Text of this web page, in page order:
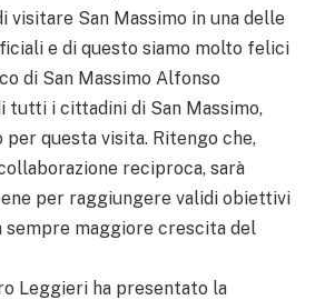
San Massimo in una delle
e di questo siamo molto felici
di San Massimo Alfonso
tutti i cittadini di San Massimo,
questa visita. Ritengo che,
reciproca, sarà
per raggiungere validi obiettivi
sempre maggiore crescita del
Leggieri ha presentato la